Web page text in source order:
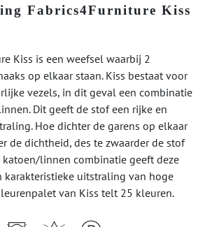
Fabrics4Furniture Kiss
Kiss is een weefsel waarbij 2
op elkaar staan. Kiss bestaat voor
vezels, in dit geval een combinatie
Dit geeft de stof een rijke en
Hoe dichter de garens op elkaar
de dichtheid, des te zwaarder de stof
katoen/linnen combinatie geeft deze
karakteristieke uitstraling van hoge
van Kiss telt 25 kleuren.